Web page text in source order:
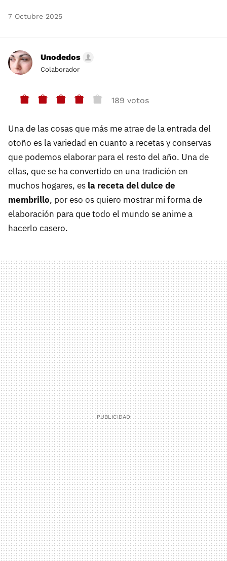
7 Octubre 2025
Unodedos
Colaborador
189 votos
Una de las cosas que más me atrae de la entrada del
otoño es la variedad en cuanto a recetas y conservas
que podemos elaborar para el resto del año. Una de
ellas, que se ha convertido en una tradición en
muchos hogares, es la receta del dulce de
membrillo, por eso os quiero mostrar mi forma de
elaboración para que todo el mundo se anime a
hacerlo casero.